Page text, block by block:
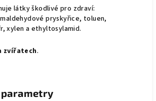
látky škodlivé pro zdraví:
pryskyřice, toluen,
xylen a ethyltosylamid.
zvířatech.